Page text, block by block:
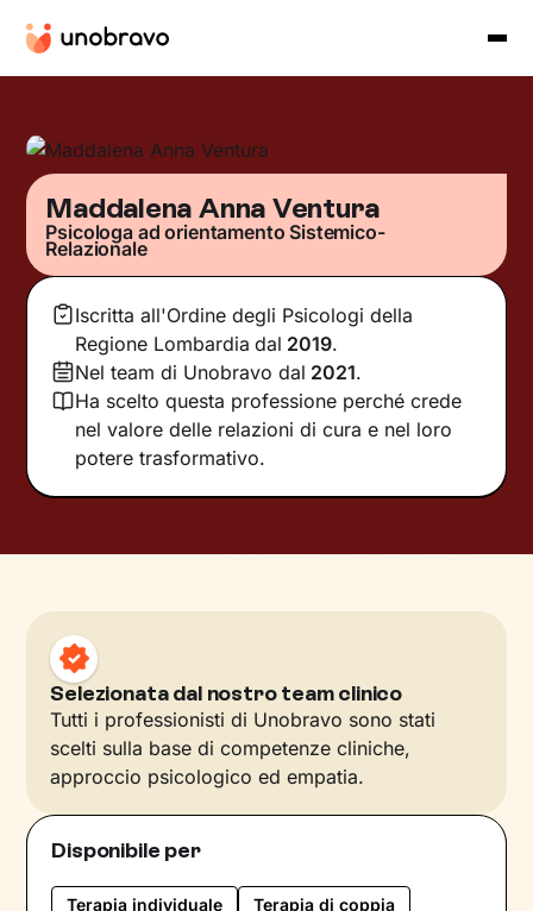
Maddalena Anna Ventura
Psicologa ad orientamento Sistemico-
Relazionale
Iscritta all'Ordine degli Psicologi della
Regione Lombardia dal 2019.
Nel team di Unobravo dal 2021.
Ha scelto questa professione perché crede
nel valore delle relazioni di cura e nel loro
potere trasformativo.
Selezionata dal nostro team clinico
Tutti i professionisti di Unobravo sono stati
scelti sulla base di competenze cliniche,
approccio psicologico ed empatia.
Disponibile per
Terapia individuale Terapia di coppia